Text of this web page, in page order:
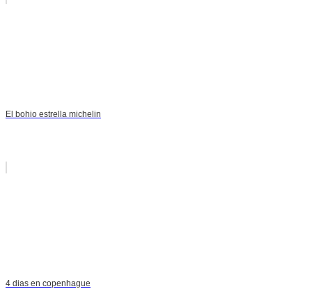
El bohio estrella michelin
4 dias en copenhague